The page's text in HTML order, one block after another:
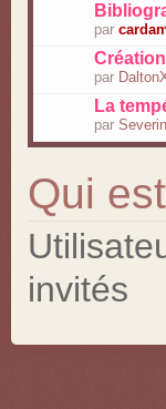
par
par
La
par
Qui
invités